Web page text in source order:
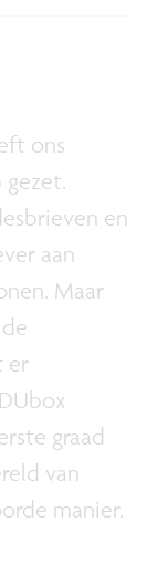
ons
gezet.
en
aan
Maar
er
graad
van
manier.